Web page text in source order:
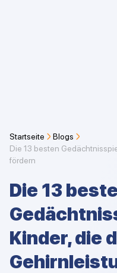
Startseite
Blogs
Die 13 besten Gedächtnisspiele für Kinder, die die Gehirnleistung
fördern
Die 13
Kinder, die